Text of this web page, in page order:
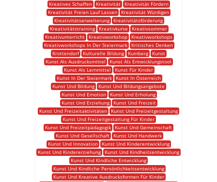
Kreatives Schaffen Kreativität
Kreativität Fördern
Kreativität Freien Lauf Lassen
Kreativität Würdigen
Kreativitätserweiterung
Kreativitätsförderung
Kreativitätstraining
Kreativkurse
Kreativsommer
Kreativunterricht
Kreativworkshop
Kreativworkshops
Kreativworkshops In Der Steiermark
Kritisches Denken
Krottendorf
Kulturelle Bildung Kumberg
Kunst
Kunst Als Ausdrucksmittel
Kunst Als Entwicklungstool
Kunst Als Lernmittel
Kunst Für Kinder
Kunst In Der Steiermark
Kunst In Österreich
Kunst Und Bildung
Kunst Und Bildungsangebote
Kunst Und Emotion
Kunst Und Erholung
Kunst Und Erziehung
Kunst Und Freizeit
Kunst Und Freizeitaktivitäten
Kunst Und Freizeitgestaltung
Kunst Und Freizeitgestaltung Für Kinder
Kunst Und Freizeitpädagogik
Kunst Und Gemeinschaft
Kunst Und Gesellschaft
Kunst Und Handwerk
Kunst Und Innovation
Kunst Und Kinderentwicklung
Kunst Und Kindererziehung
Kunst Und Kindheitsentwicklung
Kunst Und Kindliche Entwicklung
Kunst Und Kindliche Persönlichkeitsentwicklung
Kunst Und Kreative Ausdrucksformen Für Kinder